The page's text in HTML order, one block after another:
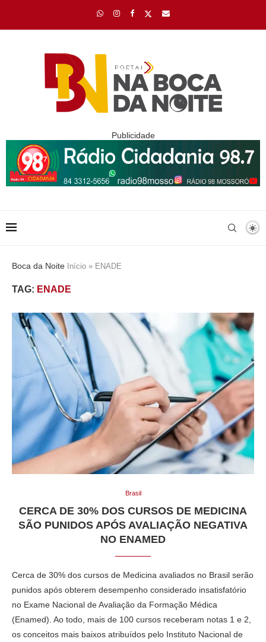
Publicidade
Boca da Noite Início » ENADE
TAG: ENADE
Brasil
CERCA DE 30% DOS CURSOS DE MEDICINA
SÃO PUNIDOS APÓS AVALIAÇÃO NEGATIVA
NO ENAMED
Cerca de 30% dos cursos de Medicina avaliados no Brasil serão
punidos após obterem desempenho considerado insatisfatório
no Exame Nacional de Avaliação da Formação Médica
(Enamed). Ao todo, mais de 100 cursos receberam notas 1 e 2,
os conceitos mais baixos atribuídos pelo Instituto Nacional de